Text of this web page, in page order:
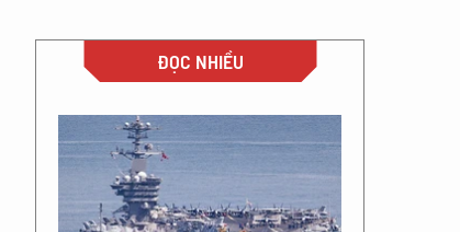
ĐỌC NHIỀU